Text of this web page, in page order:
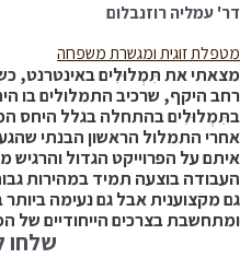
דר' עמליה רוזנבלום
מטפלת זוגית ומגשרת משפחה
מצאתי את תִּמְלוּלִים באינטרנט,
רחב היקף, שרכיב התמלולים בו
בתִּמְלוּלִים בהתחלה בגלל היחס
אחרי התמלול הראשון הבנתי
איתם על הפרוייקט הגדול והרגיש
העבודה בוצעה תמיד במהירות
גם מקצוענית אבל גם נעימה
ומתחשבת בצרכים הייחודיים של
שלחו